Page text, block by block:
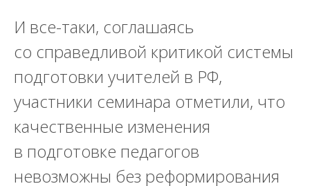
И все-таки, соглашаясь
со справедливой критикой системы
подготовки учителей в РФ,
участники семинара отметили, что
качественные изменения
в подготовке педагогов
невозможны без реформирования